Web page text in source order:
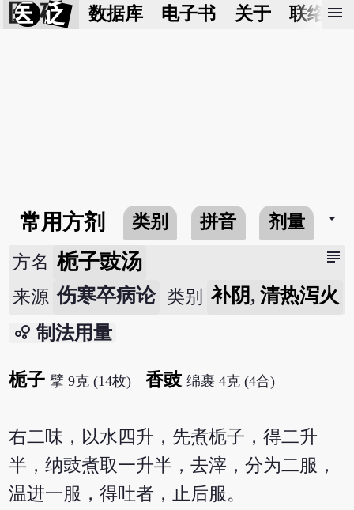
医 砭 数据库 电子书 关于 联络我
menu
常用方剂 类别 拼音 剂量 arrow_drop_down
subject
方名 栀子豉汤
来源 伤寒卒病论 类别 补阴, 清热泻火
bubble_chart 制法用量
栀子 擘 9克 (14枚) 香豉 绵裹 4克 (4合)
右二味，以水四升，先煮栀子，得二升
半，纳豉煮取一升半，去滓，分为二服，
温进一服，得吐者，止后服。